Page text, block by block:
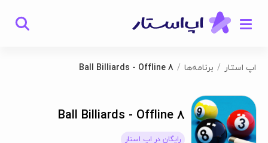
اپ استار برنامه‌ها 8 Ball Billiards - Offline
8 Ball Billiards - Offline
رایگان در اپ استار